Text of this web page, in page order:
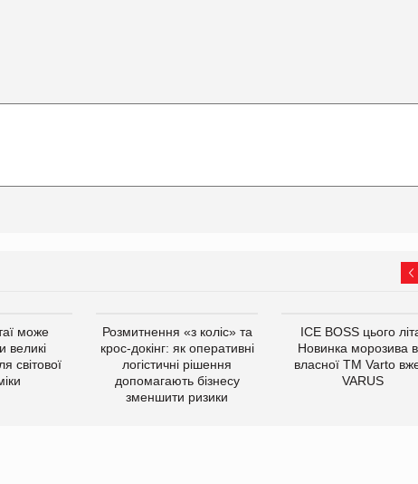
може
великі
світової
Розмитнення «з коліс» та
крос-докінг: як оперативні
логістичні рішення
допомагають бізнесу
зменшити ризики
ICE BOSS цього
Новинка морозива
власної ТМ Varto
VARUS